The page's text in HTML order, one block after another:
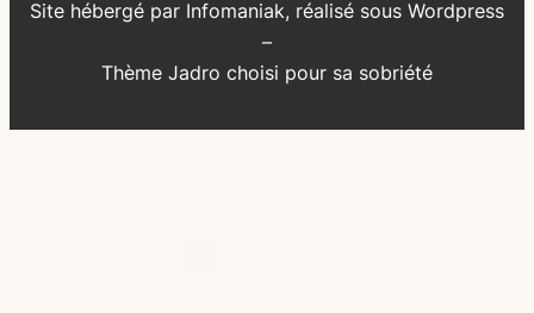
Site hébergé par Infomaniak, réalisé sous Wordpress
–
Thème Jadro choisi pour sa sobriété